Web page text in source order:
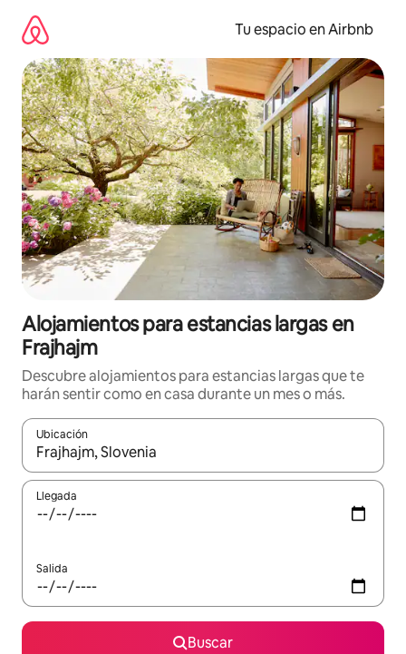
contenido
Tu espacio en Airbnb
Alojamientos para estancias largas en
Frajhajm
Descubre alojamientos para estancias largas que te
harán sentir como en casa durante un mes o más.
Ubicación
Cuando los resultados estén disponibles, podrás navegar
Llegada
Salida
Buscar